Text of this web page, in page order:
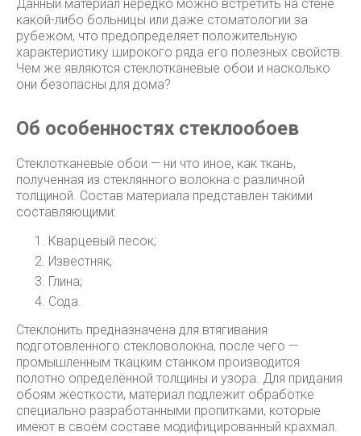
Данный материал нередко можно встретить на стене
какой-либо больницы или даже стоматологии за
рубежом, что предопределяет положительную
характеристику широкого ряда его полезных свойств.
Чем же являются стеклотканевые обои и насколько
они безопасны для дома?
Об особенностях стеклообоев
Стеклотканевые обои — ни что иное, как ткань,
полученная из стеклянного волокна с различной
толщиной. Состав материала представлен такими
составляющими:
Кварцевый песок;
Известняк;
Глина;
Сода.
Стеклонить предназначена для втягивания
подготовленного стекловолокна, после чего —
промышленным ткацким станком производится
полотно определённой толщины и узора. Для придания
обоям жесткости, материал подлежит обработке
специально разработанными пропитками, которые
имеют в своём составе модифицированный крахмал.